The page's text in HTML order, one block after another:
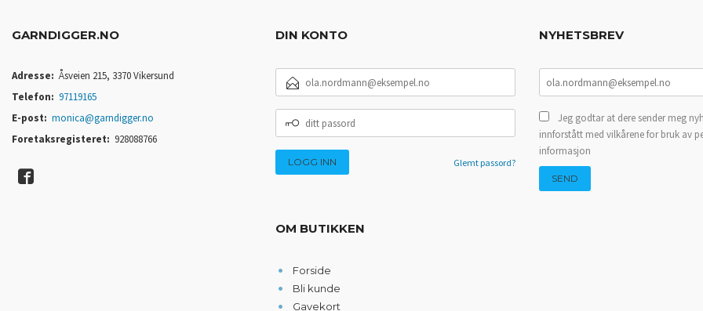
GARNDIGGER.NO
Adresse: Åsveien 215, 3370 Vikersund
Telefon: 97119165
E-post: monica@garndigger.no
Foretaksregisteret: 928088766
DIN KONTO
POSTADRESSE
PASSORD
Glemt passord?
OM BUTIKKEN
Forside
Bli kunde
Gavekort
NYHETSBREV
Jeg godtar at dere sender meg
innforstått med vilkårene for bruk av
informasjon